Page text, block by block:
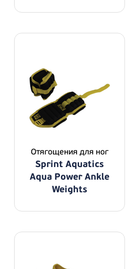
Отягощения для ног
Sprint Aquatics
Aqua Power Ankle
Weights